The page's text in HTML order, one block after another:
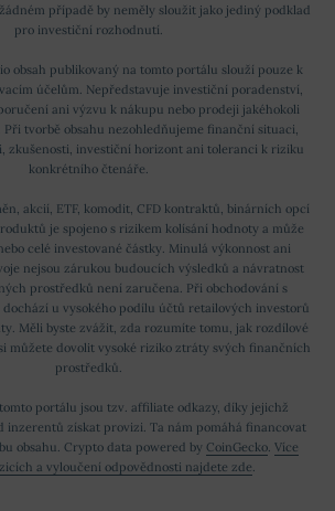
případě by neměly sloužit jako jediný podklad
pro investiční rozhodnutí.
obsah publikovaný na tomto portálu slouží pouze k
účelům. Nepředstavuje investiční poradenství,
ani výzvu k nákupu nebo prodeji jakéhokoli
tvorbě obsahu nezohledňujeme finanční situaci,
zkušenosti, investiční horizont ani toleranci k riziku
konkrétního čtenáře.
akcií, ETF, komodit, CFD kontraktů, binárních opcí
je spojeno s rizikem kolísání hodnoty a může
celé investované částky. Minulá výkonnost ani
nejsou zárukou budoucích výsledků a návratnost
prostředků není zaručena. Při obchodování s
u vysokého podílu účtů retailových investorů
Měli byste zvážit, zda rozumíte tomu, jak rozdílové
můžete dovolit vysoké riziko ztráty svých finančních
prostředků.
portálu jsou tzv. affiliate odkazy, díky jejichž
inzerentů získat provizi. Ta nám pomáhá financovat
obsahu. Crypto data powered by CoinGecko Více
a vyloučení odpovědnosti najdete zde